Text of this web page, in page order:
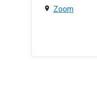
Zoom